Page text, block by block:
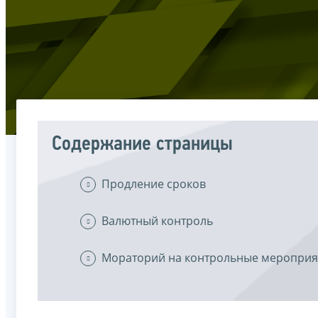
Содержание страницы
Продление сроков
Валютный контроль
Мораторий на контрольные